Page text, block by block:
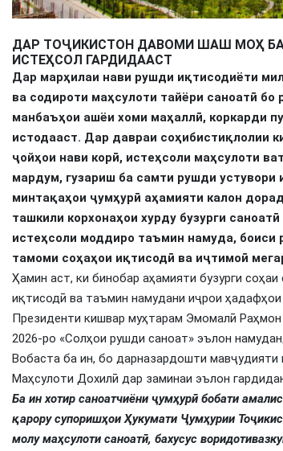
ДАР ТОҶИКИСТОН ДАВОМИ ШАШ МОҲ
ИСТЕҲСОЛ ГАРДИДААСТ
Дар марҳилаи нави рушди иқтисодиёти
ва содироти маҳсулоти тайёри саноатӣ
манбаъҳои ашёи хоми маҳаллӣ, коркарди
истодааст. Дар давраи соҳибистиқлолии
ҷойҳои нави корӣ, истеҳсоли маҳсулоти
мардум, гузариш ба самти рушди устувори
минтақаҳои ҷумҳурӣ аҳамияти калон
ташкили корхонаҳои хурду бузурги
истеҳсоли моддиро таъмин намуда, боиси
тамоми соҳаҳои иқтисодӣ ва иҷтимоӣ
Ҳамин аст, ки бинобар аҳамияти бузурги
иқтисодӣ ва таъмин намудани иҷрои
Президенти кишвар муҳтарам Эмомалӣ
2026-ро «Солҳои рушди саноат» эълон
Вобаста ба ин, бо дарназардошти
Маҳсулоти Дохилӣ дар заминаи эълон
Ба ин хотир саноатчиёни ҷумҳурӣ бобати
қарору супоришҳои Ҳукумати Ҷумҳурии
молу маҳсулоти саноатӣ, бахусус